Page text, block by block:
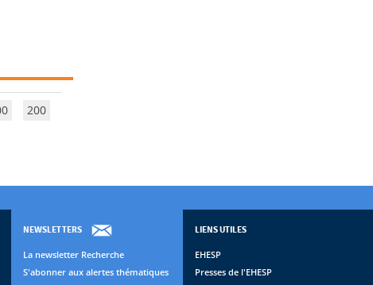
200
NEWSLETTERS
La newsletter Recherche
S'abonner aux alertes thématiques
LIENS UTILES
EHESP
Presses de l'EHESP